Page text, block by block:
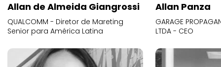
Allan de Almeida Giangrossi
QUALCOMM - Diretor de Mareting
Senior para América Latina
Allan Panza
GARAGE
LTDA - CEO